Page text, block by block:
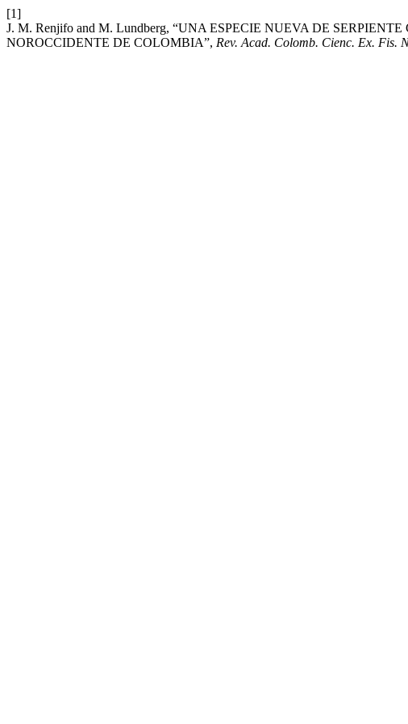
[1]
J. M. Renjifo and M. Lundberg, “UNA ESPECIE NUEVA DE
NOROCCIDENTE DE COLOMBIA”, Rev. Acad. Colomb. Cienc. Ex. Fis.